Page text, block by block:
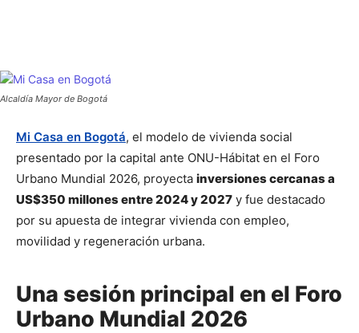
Alcaldía Mayor de Bogotá
Mi Casa en Bogotá, el modelo de vivienda social
presentado por la capital ante ONU-Hábitat en el Foro
Urbano Mundial 2026, proyecta inversiones cercanas a
US$350 millones entre 2024 y 2027 y fue destacado
por su apuesta de integrar vivienda con empleo,
movilidad y regeneración urbana.
Una sesión principal en el Foro
Urbano Mundial 2026